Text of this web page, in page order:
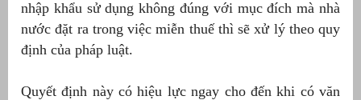
nhập khẩu sử dụng không đúng với mục đích mà nhà
nước đặt ra trong việc miễn thuế thì sẽ xử lý theo quy
định của pháp luật.
Quyết định này có hiệu lực ngay cho đến khi có văn